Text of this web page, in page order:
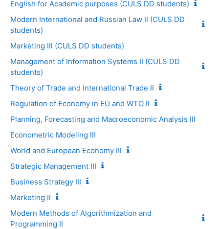
English for Academic purposes (CULS DD students)
Modern International and Russian Law II (CULS DD
students)
Marketing IIl (CULS DD students)
Management of Information Systems II (CULS DD
students)
Theory of Trade and international Trade II
Regulation of Economy in EU and WTO II
Planning, Forecasting and Macroeconomic Analysis III
Econometric Modeling III
World and European Economy III
Strategic Management III
Business Strategy III
Marketing II
Modern Methods of Algorithmization and
Programming II